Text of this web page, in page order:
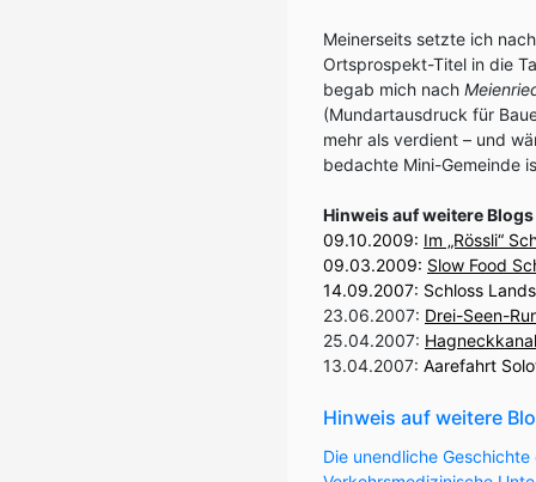
Meinerseits setzte ich
Ortsprospekt-Titel in die
begab mich nach
(Mundartausdruck für
mehr als verdient – und
bedachte Mini-Gemeinde
Hinweis auf weitere
09.10.2009: Im „Rössli“
09.03.2009: Slow Food
14.09.2007: Schloss
23.06.2007: Drei-Seen-
25.04.2007:
13.04.2007: Aarefahrt
Hinweis auf weitere
Die unendliche